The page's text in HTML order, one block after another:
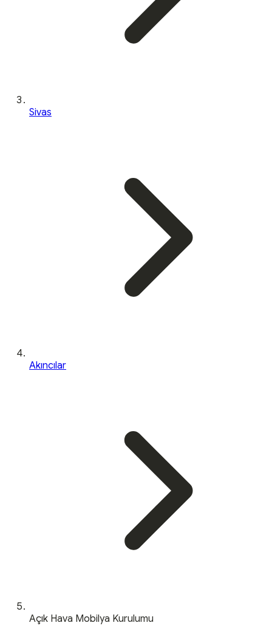
Sivas
Akıncılar
Açık Hava Mobilya Kurulumu